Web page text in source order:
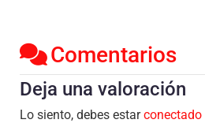
Comentarios
Deja una valoración
Lo siento, debes estarconectado